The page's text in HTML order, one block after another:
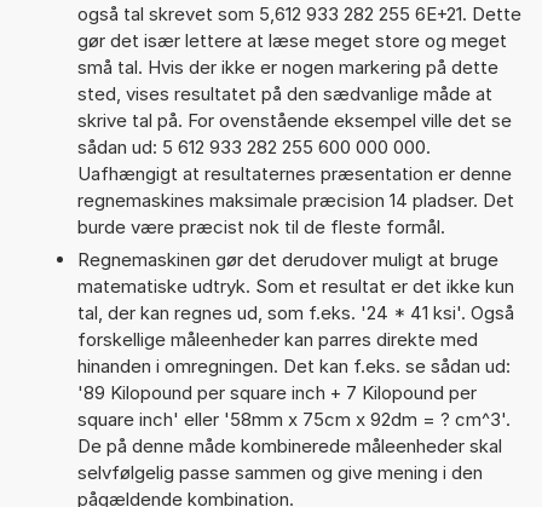
også tal skrevet som 5,612 933 282 255 6E+21. Dette
gør det især lettere at læse meget store og meget
små tal. Hvis der ikke er nogen markering på dette
sted, vises resultatet på den sædvanlige måde at
skrive tal på. For ovenstående eksempel ville det se
sådan ud: 5 612 933 282 255 600 000 000.
Uafhængigt at resultaternes præsentation er denne
regnemaskines maksimale præcision 14 pladser. Det
burde være præcist nok til de fleste formål.
Regnemaskinen gør det derudover muligt at bruge
matematiske udtryk. Som et resultat er det ikke kun
tal, der kan regnes ud, som f.eks. '24 * 41 ksi'. Også
forskellige måleenheder kan parres direkte med
hinanden i omregningen. Det kan f.eks. se sådan ud:
'89 Kilopound per square inch + 7 Kilopound per
square inch' eller '58mm x 75cm x 92dm = ? cm^3'.
De på denne måde kombinerede måleenheder skal
selvfølgelig passe sammen og give mening i den
pågældende kombination.